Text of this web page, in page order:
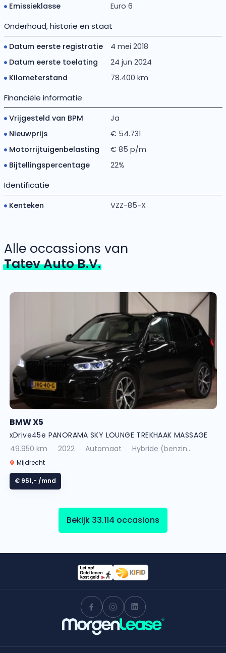
Emissieklasse
Euro 6
Onderhoud, historie en staat
Datum eerste registratie
4 mei 2018
Datum eerste toelating
24 jun 2024
Kilometerstand
78.400 km
Financiële informatie
Vrijgesteld van BPM
Ja
Nieuwprijs
€ 54.731
Motorrijtuigenbelasting
€ 85 p/m
Bijtellingspercentage
22%
Identificatie
Kenteken VZZ-85-X
Alle occassions van
Tatev Auto B.V.
BMW X5
xDrive45e PANORAMA SKY LOUNGE TREKHAAK MASSAGE
49.950 km
2022 Automaat Hybride (benzin...
Mijdrecht
€ 951,- /mnd
Bekijk 33.114 occasions